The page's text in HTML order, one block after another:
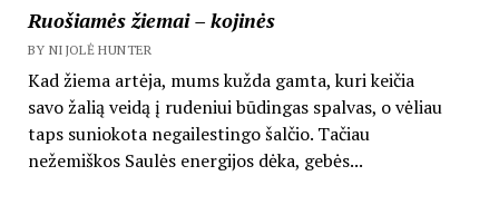
Ruošiamės žiemai – kojinės
BY NIJOLĖ HUNTER
Kad žiema artėja, mums kužda gamta, kuri keičia
savo žalią veidą į rudeniui būdingas spalvas, o vėliau
taps suniokota negailestingo šalčio. Tačiau
nežemiškos Saulės energijos dėka, gebės...